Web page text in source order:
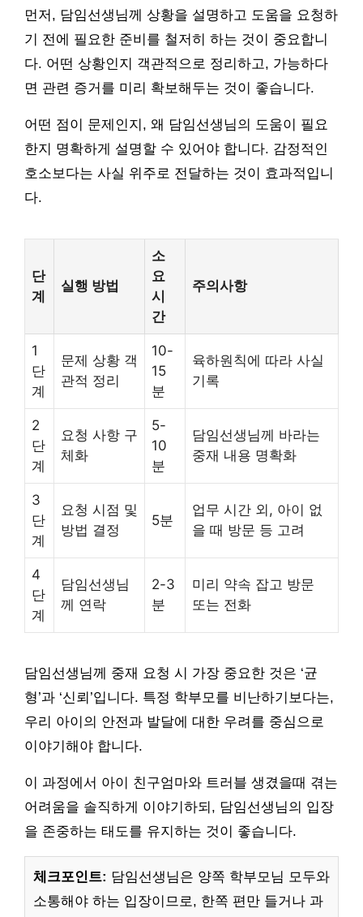
먼저, 담임선생님께 상황을 설명하고 도움을 요청하
기 전에 필요한 준비를 철저히 하는 것이 중요합니
다. 어떤 상황인지 객관적으로 정리하고, 가능하다
면 관련 증거를 미리 확보해두는 것이 좋습니다.
어떤 점이 문제인지, 왜 담임선생님의 도움이 필요
한지 명확하게 설명할 수 있어야 합니다. 감정적인
호소보다는 사실 위주로 전달하는 것이 효과적입니
다.
단
계
실행 방법
소
요
시
간
주의사항
1
단
계
문제 상황 객
관적 정리
10-
15
분
육하원칙에 따라 사실
기록
2
단
계
요청 사항 구
체화
5-
10
분
담임선생님께 바라는
중재 내용 명확화
3
단
계
요청 시점 및
방법 결정
5분
업무 시간 외, 아이 없
을 때 방문 등 고려
4
단
계
담임선생님
께 연락
2-3
분
미리 약속 잡고 방문
또는 전화
담임선생님께 중재 요청 시 가장 중요한 것은 ‘균
형’과 ‘신뢰’입니다. 특정 학부모를 비난하기보다는,
우리 아이의 안전과 발달에 대한 우려를 중심으로
이야기해야 합니다.
이 과정에서 아이 친구엄마와 트러블 생겼을때 겪는
어려움을 솔직하게 이야기하되, 담임선생님의 입장
을 존중하는 태도를 유지하는 것이 좋습니다.
체크포인트: 담임선생님은 양쪽 학부모님 모두와
소통해야 하는 입장이므로, 한쪽 편만 들거나 과